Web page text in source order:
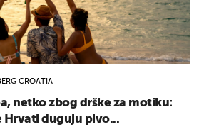
CROATIA
netko zbog drške za motiku:
Hrvati duguju pivo...